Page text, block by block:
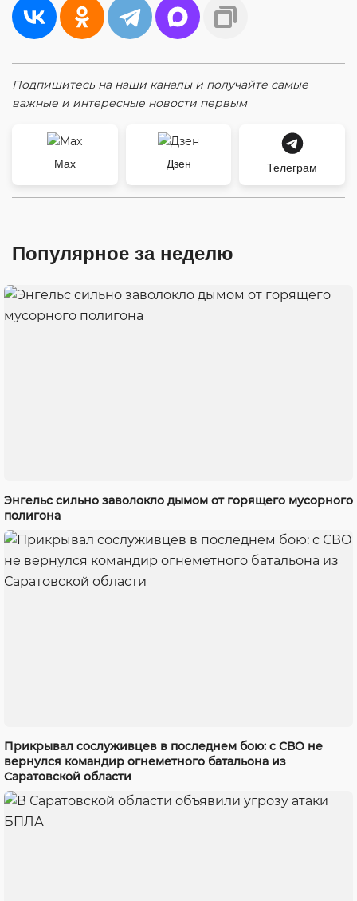
Подпишитесь на наши каналы и получайте самые
важные и интересные новости первым
Max Дзен Телеграм
Популярное за неделю
Энгельс сильно заволокло дымом от горящего мусорного
полигона
Прикрывал сослуживцев в последнем бою: с СВО не
вернулся командир огнеметного батальона из
Саратовской области